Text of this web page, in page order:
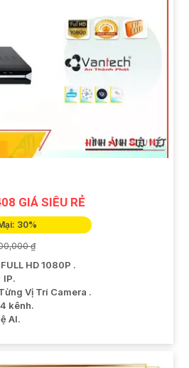
của Vantech sẽ giúp bạn lựa
phù hợp với nhu cầu và ngân
một giải pháp giám sát an ninh
nghiệp của mình, Camera
lựa chọn hàng đầu mà bạn có
GIÁ SIÊU RẺ
30%
₫
FULL HD 1080P .
IP.
Vị Trí Camera .
kênh.
AI.